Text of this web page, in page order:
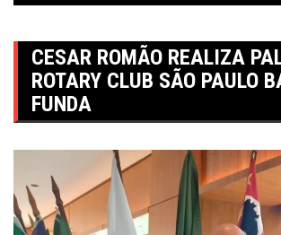
CESAR ROMÃO REALIZA
ROTARY CLUB SÃO PAULO
FUNDA